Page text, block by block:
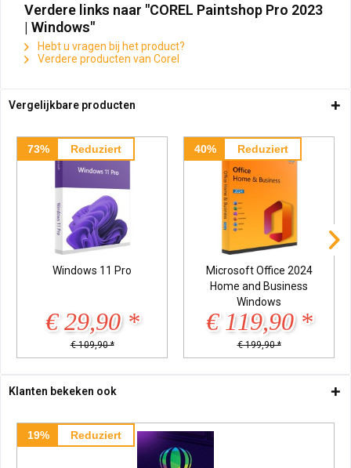
Verdere links naar "COREL Paintshop Pro 2023
| Windows"
Hebt u vragen bij het product?
Verdere producten van Corel
Vergelijkbare producten
73% Reduziert
Windows 11 Pro
€ 29,90 *
€ 109,90 *
40% Reduziert
Microsoft Office 2024
Home and Business
Windows
€ 119,90 *
€ 199,90 *
Klanten bekeken ook
19% Reduziert